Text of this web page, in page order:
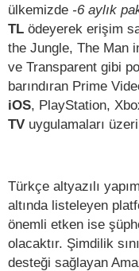
ülkemizde -6 aylık
TL ödeyerek erişim
the Jungle, The Man
ve Transparent gibi
barındıran Prime
iOS, PlayStation,
TV uygulamaları
Türkçe altyazılı
altında listeleyen
önemli etken ise
olacaktır. Şimdilik
desteği sağlayan